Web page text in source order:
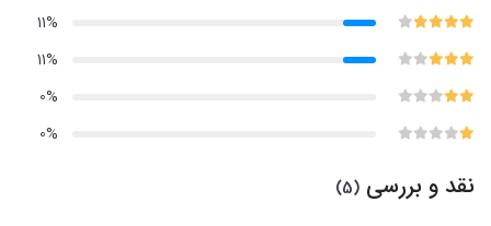
11%
11%
0%
0%
نقد و بررسی (5)